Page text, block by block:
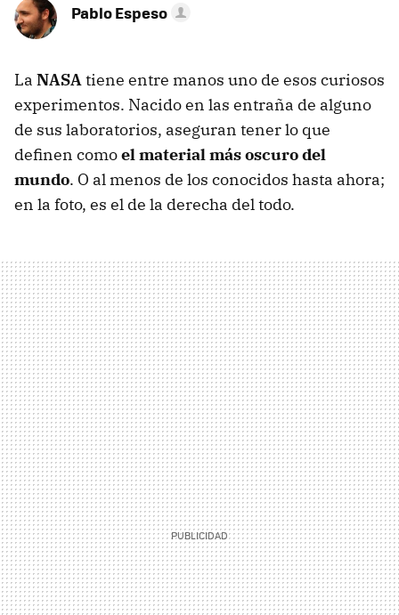
Pablo Espeso
La NASAtiene entre manos uno de esos curiosos
experimentos. Nacido en las entraña de alguno
de sus laboratorios, aseguran tener lo que
definen comoel material más oscuro del
mundo. O al menos de los conocidos hasta ahora;
en la foto, es el de la derecha del todo.